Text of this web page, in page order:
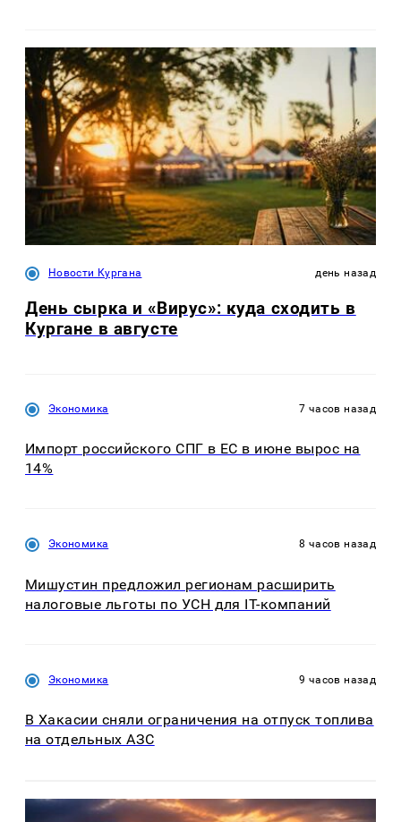
Новости Кургана день назад
День сырка и «Вирус»: куда сходить в
Кургане в августе
Экономика 7 часов назад
Импорт российского СПГ в ЕС в июне вырос на
14%
Экономика 8 часов назад
Мишустин предложил регионам расширить
налоговые льготы по УСН для IT-компаний
Экономика 9 часов назад
В Хакасии сняли ограничения на отпуск топлива
на отдельных АЗС